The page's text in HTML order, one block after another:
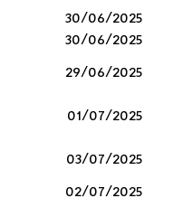
30/06/2025
30/06/2025
29/06/2025
01/07/2025
03/07/2025
02/07/2025